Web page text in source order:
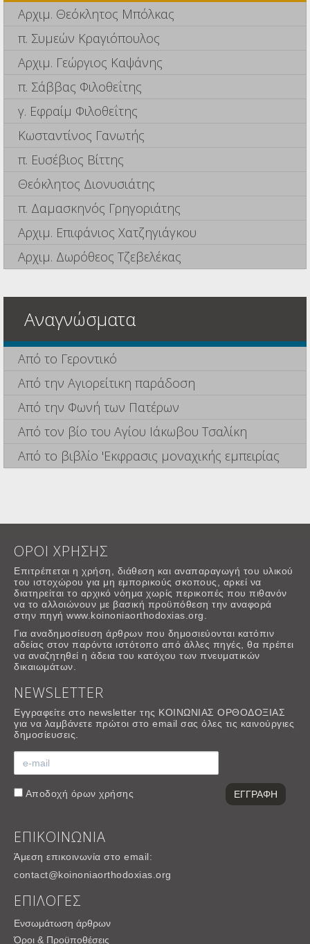
Αρχιμ. Θεόκλητος Μπόλκας
π. Συμεών Κραγιόπουλος
Αρχιμ. Γεώργιος Καψάνης
π. Σάββας Φιλοθεΐτης
γ. Εφραίμ Φιλοθεΐτης
Κωσταντίνος Γανωτής
π. Ευσέβιος Βίττης
Θεόκλητος Διονυσιάτης
π. Δαμασκηνός Γρηγοριάτης
Αρχιμ. Επιφάνιος Χατζηγιάγκου
Αρχιμ. Δωρόθεος Τζεβελέκας
Αναγνώσματα
Από το Γεροντικό
Από την Αγιορείτικη παράδοση
Από την Φωνή των Πατέρων
Από τον βίο του Αγίου Ιάκωβου Τσαλίκη
Από το βιβλίο 'Εκφρασις μοναχικής εμπειρίας
ΟΡΟΙ ΧΡΗΣΗΣ
Επιτρέπεται η χρήση, διάθεση και αναπαραγωγή του υλικού
του ιστοχώρου για μη εμπορικούς σκοπους, αρκεί να
διατηρείται το αρχικό νόημα χωρίς περικοπές που πιθανόν
να το αλλοιώνουν με βασική προϋπόθεση την αναφορά
στην πηγή www.koinoniaorthodoxias.org.
Για αναδημοσίευση άρθρων που δημοσιεύονται κατόπιν
αδείας στον παρόντα ιστότοπο από άλλες πηγές, θα πρέπει
να αναζητηθεί η άδεια του κατόχου των πνευματικών
δικαιωμάτων.
NEWSLETTER
Εγγραφείτε στο newsletter της ΚΟΙΝΩΝΙΑΣ ΟΡΘΟΔΟΞΙΑΣ
για να λαμβάνετε πρώτοι στο email σας όλες τις καινούργιες
δημοσίευσεις.
Αποδοχή όρων χρήσης
ΕΠΙΚΟΙΝΩΝΙΑ
Άμεση επικοινωνία στο email:
contact@koinoniaorthodoxias.org
ΕΠΙΛΟΓΕΣ
Ενσωμάτωση άρθρων
Όροι & Προϋποθέσεις